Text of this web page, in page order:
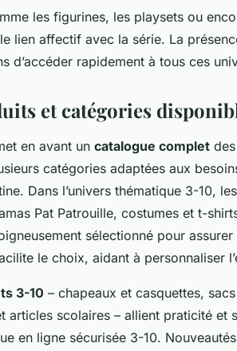
les figurines, les playsets ou
lien affectif avec la série. La
d’accéder rapidement à tous ces
et catégories
en avant un catalogue complet
catégories adaptées aux
Dans l’univers thématique 3-10,
Pat Patrouille, costumes et t-
sélectionné pour assurer
le choix, aidant à personnaliser
3-10 – chapeaux et casquettes,
articles scolaires – allient praticité et
en ligne sécurisée 3-10.